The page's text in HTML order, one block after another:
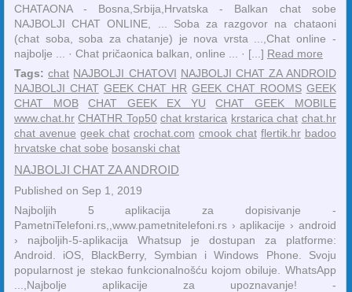
CHATAONA - Bosna,Srbija,Hrvatska - Balkan chat sobe
NAJBOLJI CHAT ONLINE, ... Soba za razgovor na chataoni
(chat soba, soba za chatanje) je nova vrsta ...,‎Chat online -
najbolje ... · ‎Chat pričaonica balkan, online ... · [...] Read more
Tags: chat NAJBOLJI CHATOVI NAJBOLJI CHAT ZA ANDROID
NAJBOLJI CHAT GEEK CHAT HR GEEK CHAT ROOMS GEEK
CHAT MOB
CHAT GEEK EX YU
CHAT GEEK MOBILE
www.chat.hr CHATHR Top50 chat krstarica krstarica chat chat.hr
chat avenue geek chat crochat.com cmook chat flertik.hr badoo
hrvatske chat sobe bosanski chat
NAJBOLJI CHAT ZA ANDROID
Published on Sep 1, 2019
Najboljih 5 aplikacija za dopisivanje -
PametniTelefoni.rs,,www.pametnitelefoni.rs › aplikacije › android
› najboljih-5-aplikacija Whatsup je dostupan za platforme:
Android. iOS, BlackBerry, Symbian i Windows Phone. Svoju
popularnost je stekao funkcionalnošću kojom obiluje. WhatsApp
...,Najbolje aplikacije za upoznavanje! -